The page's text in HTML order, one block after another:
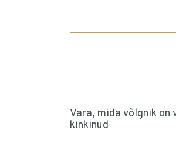
Vara, mida võlgnik
kinkinud